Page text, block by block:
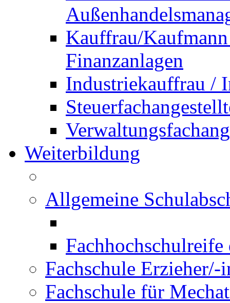
Kauffrau/
Finanzanlagen
Industriekauffrau /
Weiterbildung
Allgemeine
Fachschule Erzieher/-
Fachschule für